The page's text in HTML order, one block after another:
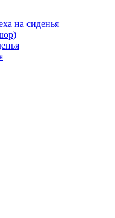
на сиденья